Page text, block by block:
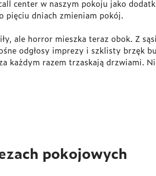
center w naszym pokoju jako
pięciu dniach zmieniam pokój.
ale horror mieszka teraz obok. Z
odgłosy imprezy i szklisty brzęk
każdym razem trzaskają drzwiami.
pokojowych